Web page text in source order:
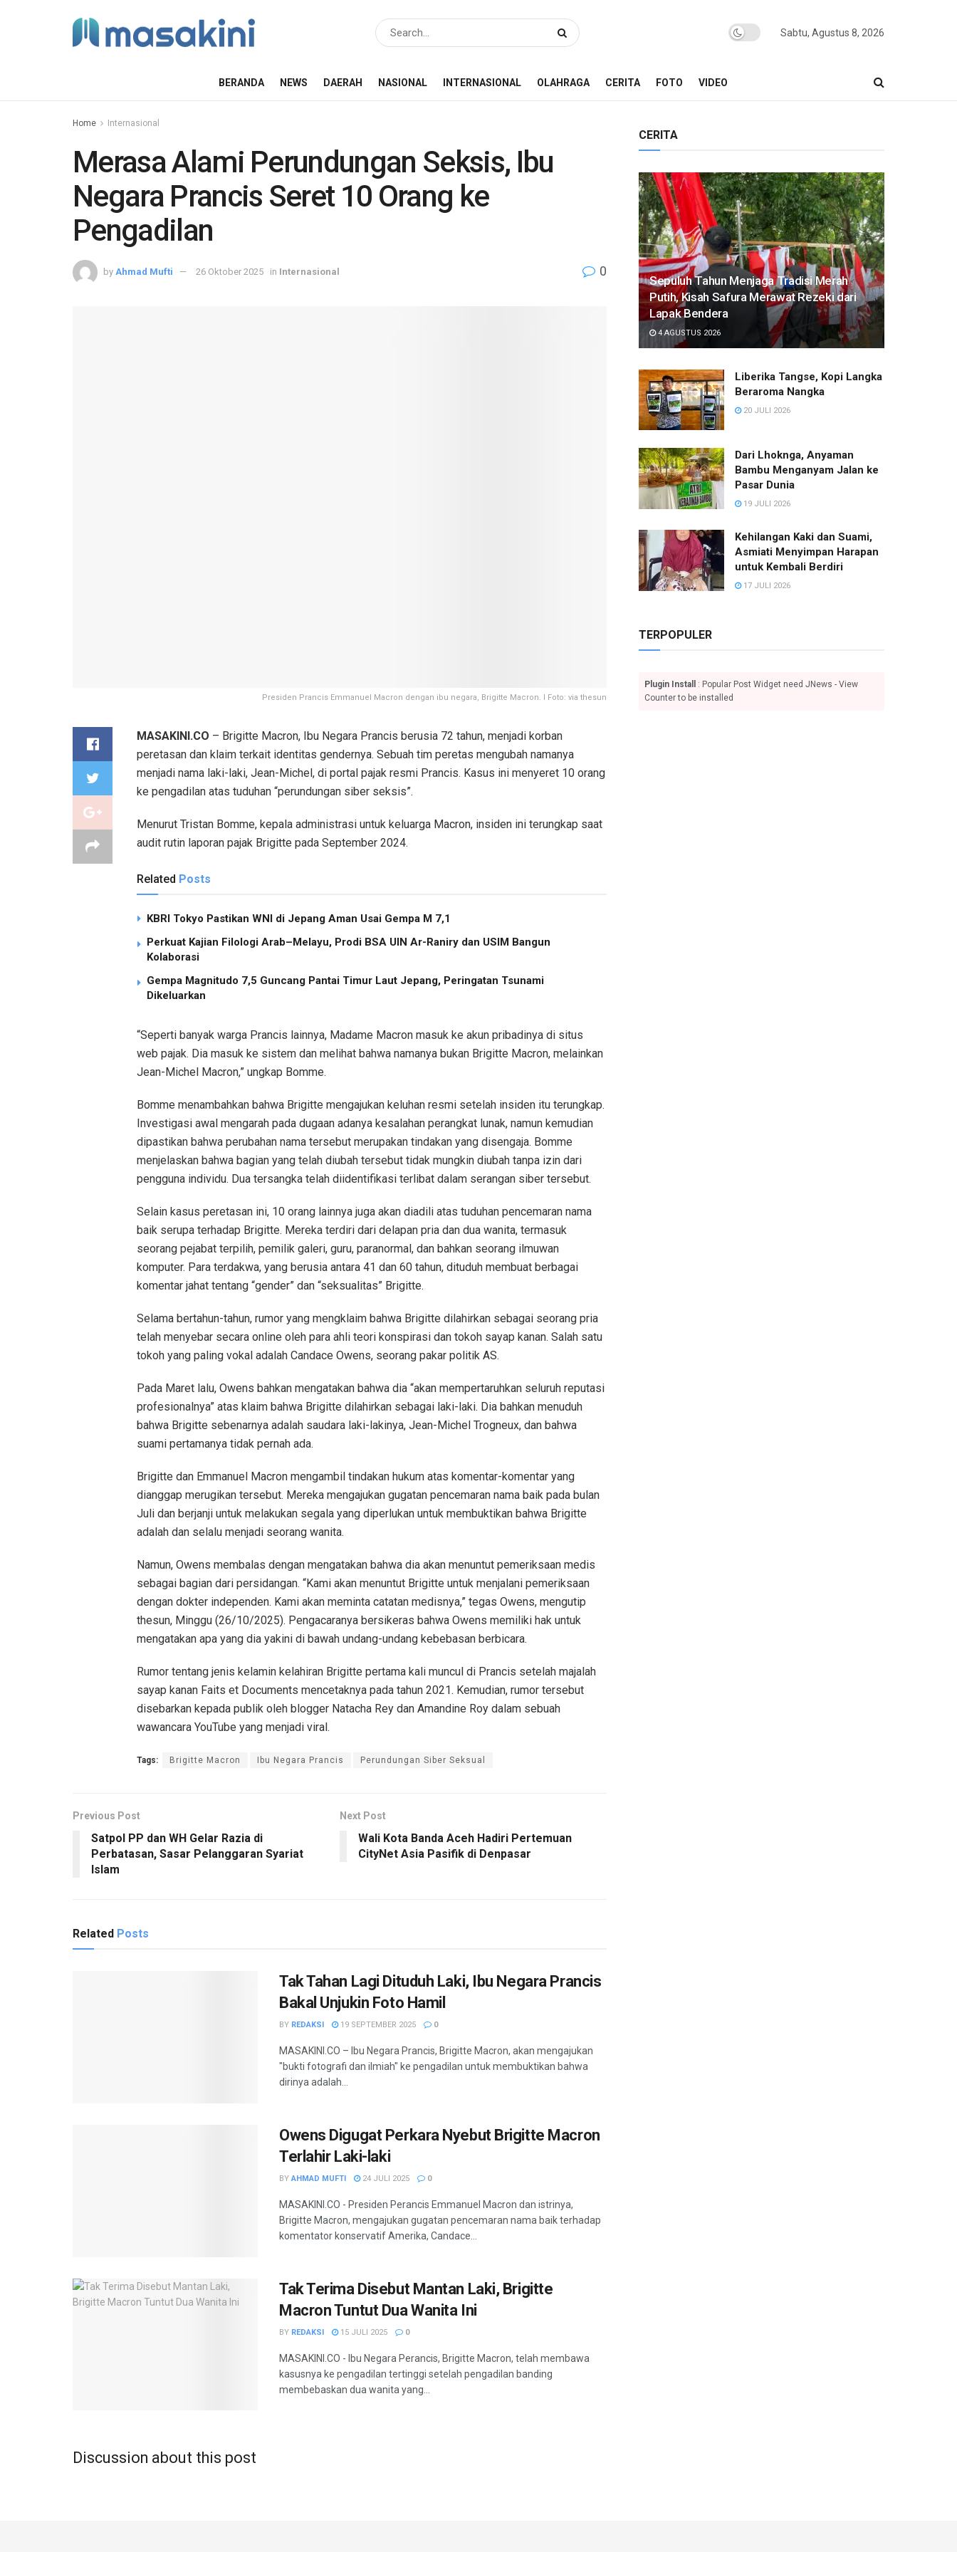
Sabtu, Agustus 8, 2026
BERANDA NEWS DAERAH NASIONAL INTERNASIONAL OLAHRAGA CERITA FOTO VIDEO
Home Internasional
Merasa Alami Perundungan Seksis, Ibu
Negara Prancis Seret 10 Orang ke
Pengadilan
by Ahmad Mufti 26 Oktober 2025 in Internasional 0
Presiden Prancis Emmanuel Macron dengan ibu negara, Brigitte Macron. I Foto: via thesun
MASAKINI.CO – Brigitte Macron, Ibu Negara Prancis berusia 72 tahun, menjadi korban
peretasan dan klaim terkait identitas gendernya. Sebuah tim peretas mengubah namanya
menjadi nama laki-laki, Jean-Michel, di portal pajak resmi Prancis. Kasus ini menyeret 10 orang
ke pengadilan atas tuduhan “perundungan siber seksis”.
Menurut Tristan Bomme, kepala administrasi untuk keluarga Macron, insiden ini terungkap saat
audit rutin laporan pajak Brigitte pada September 2024.
Related Posts
KBRI Tokyo Pastikan WNI di Jepang Aman Usai Gempa M 7,1
Perkuat Kajian Filologi Arab–Melayu, Prodi BSA UIN Ar-Raniry dan USIM Bangun
Kolaborasi
Gempa Magnitudo 7,5 Guncang Pantai Timur Laut Jepang, Peringatan Tsunami
Dikeluarkan
“Seperti banyak warga Prancis lainnya, Madame Macron masuk ke akun pribadinya di situs
web pajak. Dia masuk ke sistem dan melihat bahwa namanya bukan Brigitte Macron, melainkan
Jean-Michel Macron,” ungkap Bomme.
Bomme menambahkan bahwa Brigitte mengajukan keluhan resmi setelah insiden itu terungkap.
Investigasi awal mengarah pada dugaan adanya kesalahan perangkat lunak, namun kemudian
dipastikan bahwa perubahan nama tersebut merupakan tindakan yang disengaja. Bomme
menjelaskan bahwa bagian yang telah diubah tersebut tidak mungkin diubah tanpa izin dari
pengguna individu. Dua tersangka telah diidentifikasi terlibat dalam serangan siber tersebut.
Selain kasus peretasan ini, 10 orang lainnya juga akan diadili atas tuduhan pencemaran nama
baik serupa terhadap Brigitte. Mereka terdiri dari delapan pria dan dua wanita, termasuk
seorang pejabat terpilih, pemilik galeri, guru, paranormal, dan bahkan seorang ilmuwan
komputer. Para terdakwa, yang berusia antara 41 dan 60 tahun, dituduh membuat berbagai
komentar jahat tentang “gender” dan “seksualitas” Brigitte.
Selama bertahun-tahun, rumor yang mengklaim bahwa Brigitte dilahirkan sebagai seorang pria
telah menyebar secara online oleh para ahli teori konspirasi dan tokoh sayap kanan. Salah satu
tokoh yang paling vokal adalah Candace Owens, seorang pakar politik AS.
Pada Maret lalu, Owens bahkan mengatakan bahwa dia “akan mempertaruhkan seluruh reputasi
profesionalnya” atas klaim bahwa Brigitte dilahirkan sebagai laki-laki. Dia bahkan menuduh
bahwa Brigitte sebenarnya adalah saudara laki-lakinya, Jean-Michel Trogneux, dan bahwa
suami pertamanya tidak pernah ada.
Brigitte dan Emmanuel Macron mengambil tindakan hukum atas komentar-komentar yang
dianggap merugikan tersebut. Mereka mengajukan gugatan pencemaran nama baik pada bulan
Juli dan berjanji untuk melakukan segala yang diperlukan untuk membuktikan bahwa Brigitte
adalah dan selalu menjadi seorang wanita.
Namun, Owens membalas dengan mengatakan bahwa dia akan menuntut pemeriksaan medis
sebagai bagian dari persidangan. “Kami akan menuntut Brigitte untuk menjalani pemeriksaan
dengan dokter independen. Kami akan meminta catatan medisnya,” tegas Owens, mengutip
thesun, Minggu (26/10/2025). Pengacaranya bersikeras bahwa Owens memiliki hak untuk
mengatakan apa yang dia yakini di bawah undang-undang kebebasan berbicara.
Rumor tentang jenis kelamin kelahiran Brigitte pertama kali muncul di Prancis setelah majalah
sayap kanan Faits et Documents mencetaknya pada tahun 2021. Kemudian, rumor tersebut
disebarkan kepada publik oleh blogger Natacha Rey dan Amandine Roy dalam sebuah
wawancara YouTube yang menjadi viral.
Tags: Brigitte Macron Ibu Negara Prancis Perundungan Siber Seksual
Previous Post
Satpol PP dan WH Gelar Razia di
Perbatasan, Sasar Pelanggaran Syariat
Islam
Next Post
Wali Kota Banda Aceh Hadiri Pertemuan
CityNet Asia Pasifik di Denpasar
Related Posts
Tak Tahan Lagi Dituduh Laki, Ibu Negara Prancis
Bakal Unjukin Foto Hamil
BY REDAKSI 19 SEPTEMBER 2025 0
MASAKINI.CO – Ibu Negara Prancis, Brigitte Macron, akan mengajukan
"bukti fotografi dan ilmiah" ke pengadilan untuk membuktikan bahwa
dirinya adalah...
Owens Digugat Perkara Nyebut Brigitte Macron
Terlahir Laki-laki
BY AHMAD MUFTI 24 JULI 2025 0
MASAKINI.CO - Presiden Perancis Emmanuel Macron dan istrinya,
Brigitte Macron, mengajukan gugatan pencemaran nama baik terhadap
komentator konservatif Amerika, Candace...
Tak Terima Disebut Mantan Laki, Brigitte
Macron Tuntut Dua Wanita Ini
BY REDAKSI 15 JULI 2025 0
MASAKINI.CO - Ibu Negara Perancis, Brigitte Macron, telah membawa
kasusnya ke pengadilan tertinggi setelah pengadilan banding
membebaskan dua wanita yang...
Discussion about this post
CERITA
Sepuluh Tahun Menjaga Tradisi Merah
Putih, Kisah Safura Merawat Rezeki dari
Lapak Bendera
4 AGUSTUS 2026
Liberika Tangse, Kopi Langka
Beraroma Nangka
20 JULI 2026
Dari Lhoknga, Anyaman
Bambu Menganyam Jalan ke
Pasar Dunia
19 JULI 2026
Kehilangan Kaki dan Suami,
Asmiati Menyimpan Harapan
untuk Kembali Berdiri
17 JULI 2026
TERPOPULER
Plugin Install
: Popular Post Widget need JNews - View
Counter to be installed